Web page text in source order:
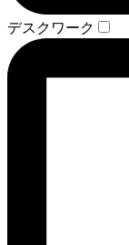
デスクワーク